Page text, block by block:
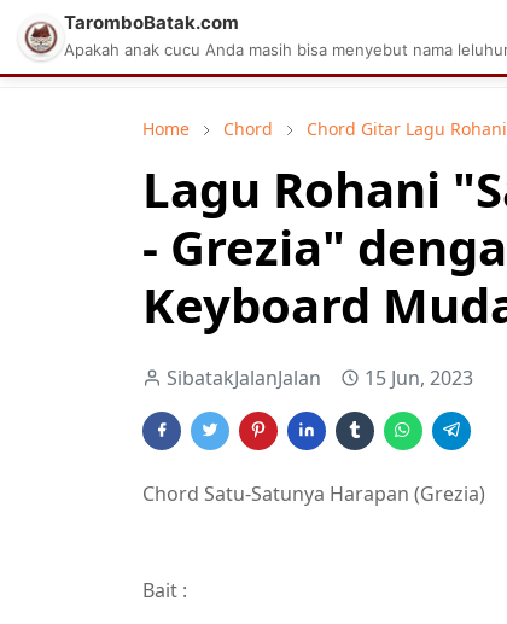
Matius Celcius Sinaga Aplikasi
Home Chord Chord Gitar Lagu Rohani
Lagu Rohani
- Grezia"
Keyboard
SibatakJalanJalan 15 Jun, 2023
Chord Satu-Satunya Harapan (Grezia)
Bait :
TaromboBatak.com
Apakah anak cucu Anda masih bisa menyebut nama